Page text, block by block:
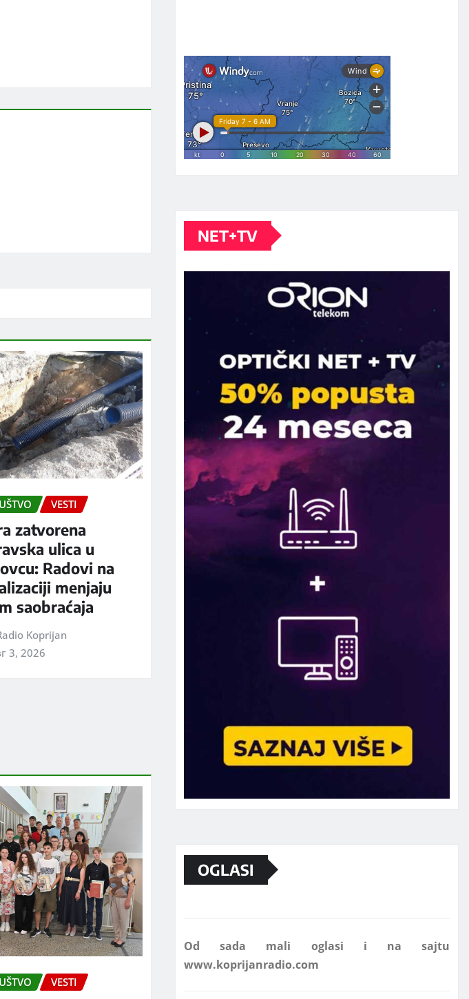
VESTI
zatvorena
ulica u
Radovi na
menjaju
saobraćaja
Koprijan
3, 2026
VESTI
NET+TV
OGLASI
Marketing telefon 062 463 002